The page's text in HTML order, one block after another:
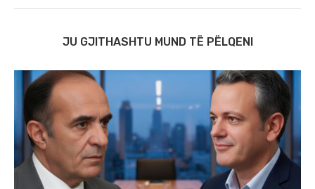
JU GJITHASHTU MUND TË PËLQENI